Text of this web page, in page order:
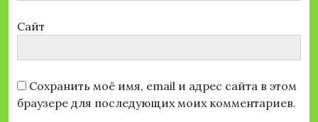
Сайт
Сохранить моё имя, email и адрес сайта в этом
браузере для последующих моих комментариев.